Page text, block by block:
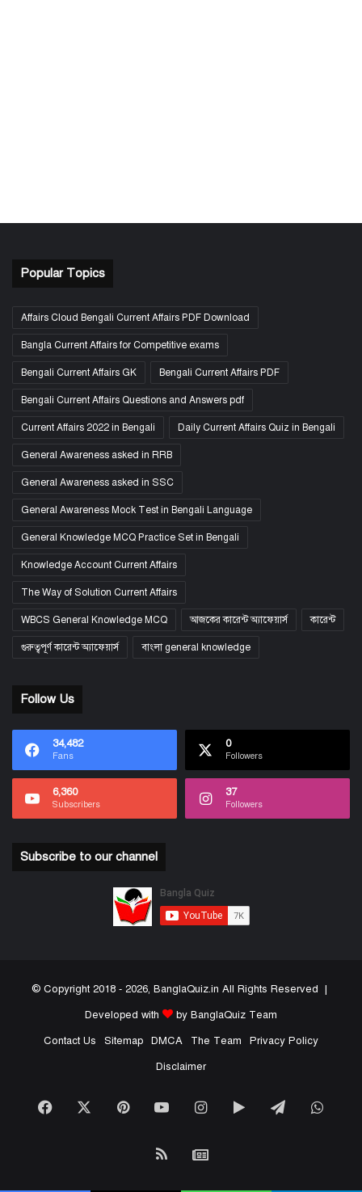
Popular Topics
Affairs Cloud Bengali Current Affairs PDF Download
Bangla Current Affairs for Competitive exams
Bengali Current Affairs GK Bengali Current Affairs PDF
Bengali Current Affairs Questions and Answers pdf
Current Affairs 2022 in Bengali Daily Current Affairs Quiz in Bengali
General Awareness asked in RRB
General Awareness asked in SSC
General Awareness Mock Test in Bengali Language
General Knowledge MCQ Practice Set in Bengali
Knowledge Account Current Affairs
The Way of Solution Current Affairs
WBCS General Knowledge MCQ আজকের কারেন্ট অ্যাফেয়ার্স কারেন্ট
গুরুত্বপূর্ণ কারেন্ট অ্যাফেয়ার্স বাংলা general knowledge
Follow Us
34,482
Fans
0
Followers
6,360
Subscribers
37
Followers
Subscribe to our channel
© Copyright 2018 - 2026, BanglaQuiz.in All Rights Reserved |
Developed with
by BanglaQuiz Team
Contact Us
Sitemap DMCA The Team
Privacy Policy
Disclaimer
Facebook PinterestYouTubeInstagram
GoogleTelegram
RSS Google